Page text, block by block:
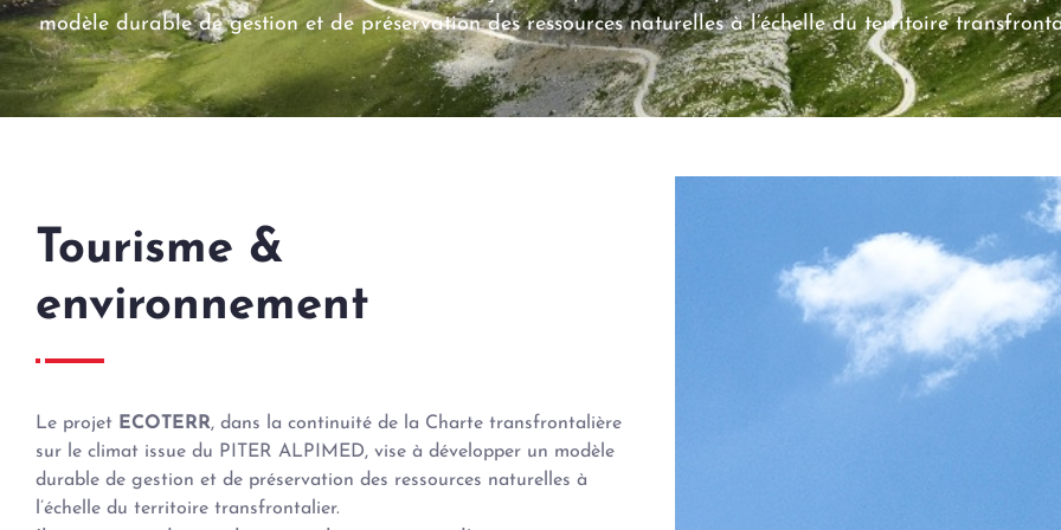
modèle durable de gestion et de préservation des ressources naturelles à l’échelle du territoire
Tourisme &
environnement
Le projet ECOTERR, dans la continuité de la Charte transfrontalière
sur le climat issue du PITER ALPIMED, vise à développer un modèle
durable de gestion et de préservation des ressources naturelles à
l’échelle du territoire transfrontalier.